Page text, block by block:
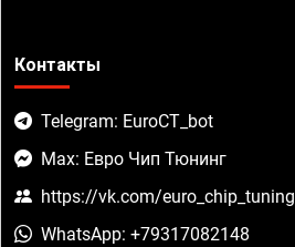
Контакты
Telegram: EuroCT_bot
Max: Евро Чип Тюнинг
https://vk.com/euro_chip_tuning
WhatsApp: +79317082148